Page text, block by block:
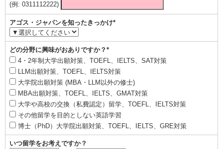
(例: 0311112222)
アゴス・ジャパンを知ったきっかけ*
どの分野に興味がおありですか？*
4・2年制大学出願対策、TOEFL、IELTS、SAT対策
LLM出願対策、TOEFL、IELTS対策
大学院出願対策 (MBA・LLM以外の修士)
MBA出願対策、TOEFL、IELTS、GMAT対策
大学や高校の交換（私費認定）留学、TOEFL、IELTS対策
その他留学を目的としない英語学習
博士（PhD）大学院出願対策、TOEFL、IELTS、GRE対策
いつ留学をお考えですか？